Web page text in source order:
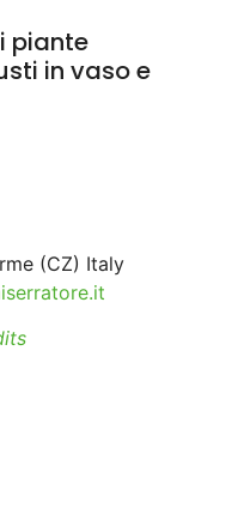
piante
in vaso e
(CZ) Italy